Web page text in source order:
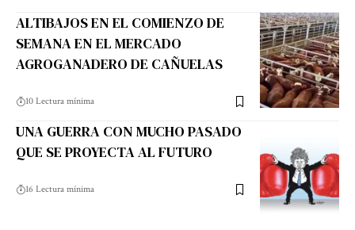
ALTIBAJOS EN EL COMIENZO DE
SEMANA EN EL MERCADO
AGROGANADERO DE CAÑUELAS
10 Lectura mínima
UNA GUERRA CON MUCHO PASADO
QUE SE PROYECTA AL FUTURO
16 Lectura mínima